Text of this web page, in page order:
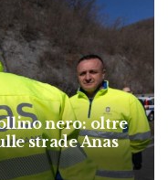
nero: oltre
strade Anas